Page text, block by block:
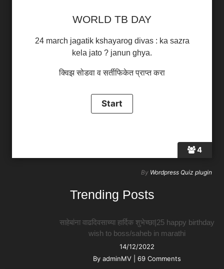
4
WORLD TB DAY
24 march jagatik kshayarog divas : ka sazra
kela jato ? janun ghya.
क्विझ सोडवा व सर्तीफिकेत प्राप्त करा
By Wordpress Quiz plugin
Trending Posts
साहेबांना वाढदिवसाच्या हार्दिक शुभेच्छा|25 happy birthday
wish to boss/saheb in marathi
14/12/2022
By adminMV 69 Comments